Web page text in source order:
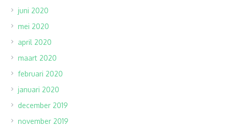
juni 2020
mei 2020
april 2020
maart 2020
februari 2020
januari 2020
december 2019
november 2019